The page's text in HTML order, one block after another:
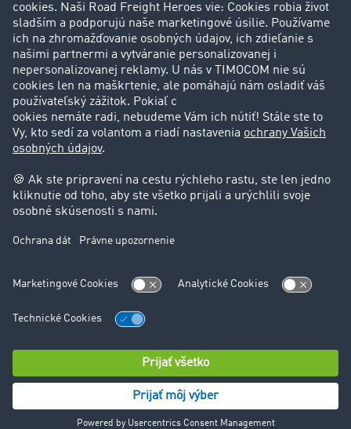
Príbehy zákazníkov
Zákazníci získavajú zákazníkov
Podpora
Kontakt
Právne informácie
Impressum
VOP
© TIMOCOM GmbH 2024. Všetky práva vyhradené